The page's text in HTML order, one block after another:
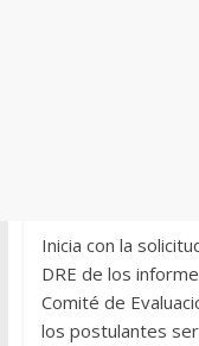
Inicia con la
DRE de los
Comité de
los postulantes